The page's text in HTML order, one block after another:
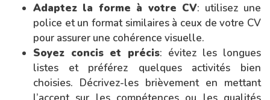
Adaptez la forme à votre CV: utilisez une
police et un format similaires à ceux de votre CV
pour assurer une cohérence visuelle.
Soyez concis et précis: évitez les longues
listes et préférez quelques activités bien
choisies. Décrivez-les brièvement en mettant